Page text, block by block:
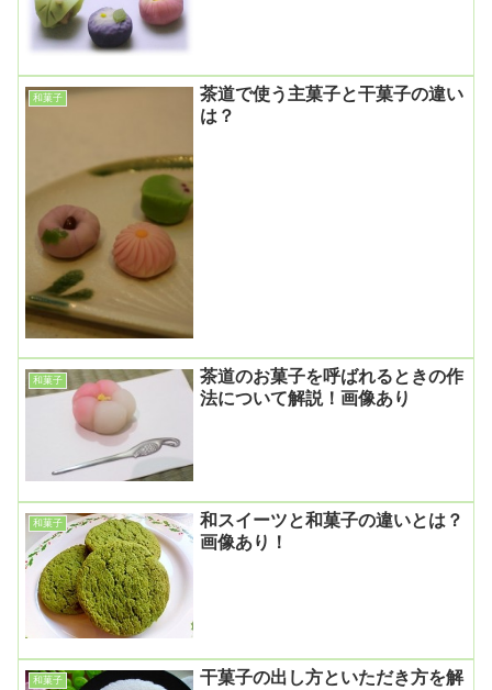
和菓子
茶道で使う主菓子と干菓子の違い
は？
和菓子
茶道のお菓子を呼ばれるときの作
法について解説！画像あり
和菓子
和スイーツと和菓子の違いとは？
画像あり！
和菓子
干菓子の出し方といただき方を解